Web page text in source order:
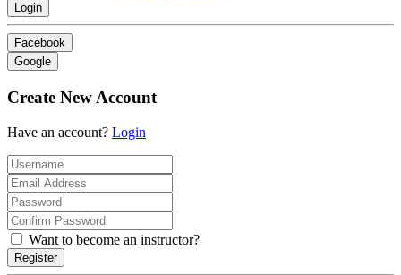
Login
Facebook
Google
Create New Account
Have an account? Login
Want to become an instructor?
Register